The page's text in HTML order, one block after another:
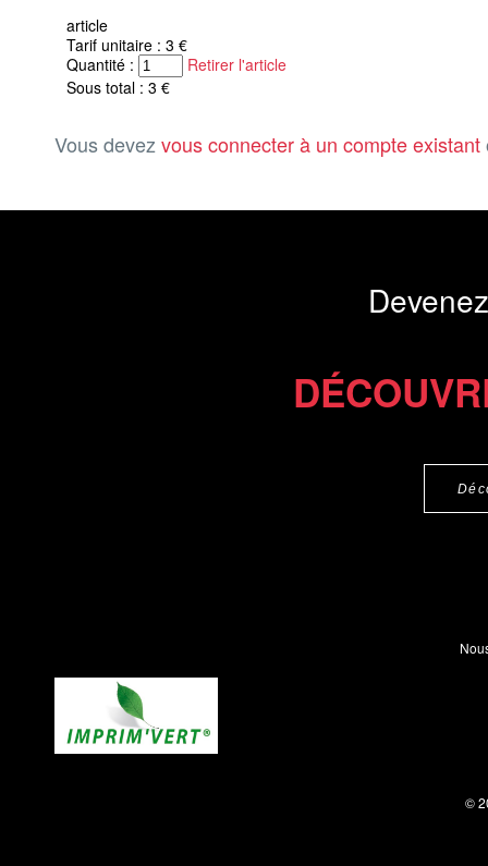
article
Tarif unitaire : 3 €
Quantité :
Retirer l'article
Sous total : 3 €
Vous devez vous connecter à un compte existant
©